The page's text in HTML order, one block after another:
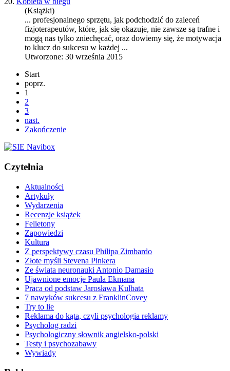
(Książki)
... profesjonalnego sprzętu, jak podchodzić do zaleceń
fizjoterapeutów, które, jak się okazuje, nie zawsze są trafne i
mogą nas tylko zniechęcać, oraz dowiemy się, że motywacja
to klucz do sukcesu w każdej ...
Utworzone: 30 września 2015
Start
poprz.
1
2
3
nast.
Zakończenie
Czytelnia
Aktualności
Artykuły
Wydarzenia
Recenzje książek
Felietony
Zapowiedzi
Kultura
Z perspektywy czasu Philipa Zimbardo
Złote myśli Stevena Pinkera
Ze świata neuronauki Antonio Damasio
Ujawnione emocje Paula Ekmana
Praca od podstaw Jarosława Kulbata
7 nawyków sukcesu z FranklinCovey
Try to lie
Reklama do kąta, czyli psychologia reklamy
Psycholog radzi
Psychologiczny słownik angielsko-polski
Testy i psychozabawy
Wywiady